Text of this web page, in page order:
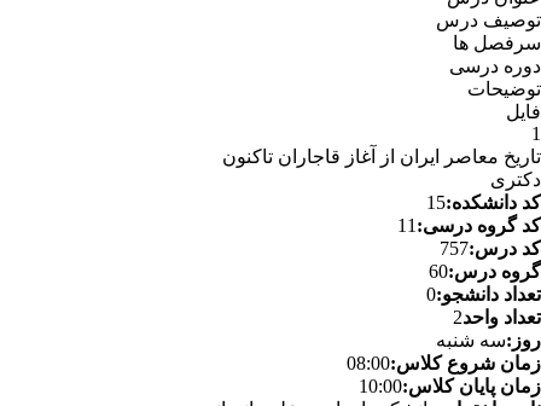
توصیف درس
سرفصل ها
دوره درسی
توضیحات
فایل
1
تاریخ معاصر ایران از آغاز قاجاران تاکنون
دکتری
کد دانشکده:15
کد گروه درسی: 11
کد درس:757
گروه درس:60
تعداد دانشجو:0
تعداد واحد2
روز:سه شنبه
زمان شروع کلاس:08:00
زمان پایان کلاس:10:00